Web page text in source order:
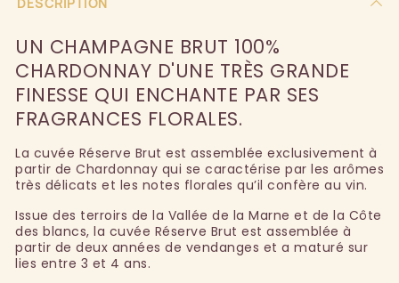
UN CHAMPAGNE BRUT 100%
CHARDONNAY D'UNE TRÈS GRANDE
FINESSE QUI ENCHANTE PAR SES
FRAGRANCES FLORALES.
La cuvée Réserve Brut est assemblée exclusivement à
partir de Chardonnay qui se caractérise par les arômes
très délicats et les notes florales qu’il confère au vin.
Issue des terroirs de la Vallée de la Marne et de la Côte
des blancs, la cuvée Réserve Brut est assemblée à
partir de deux années de vendanges et a maturé sur
lies entre 3 et 4 ans.